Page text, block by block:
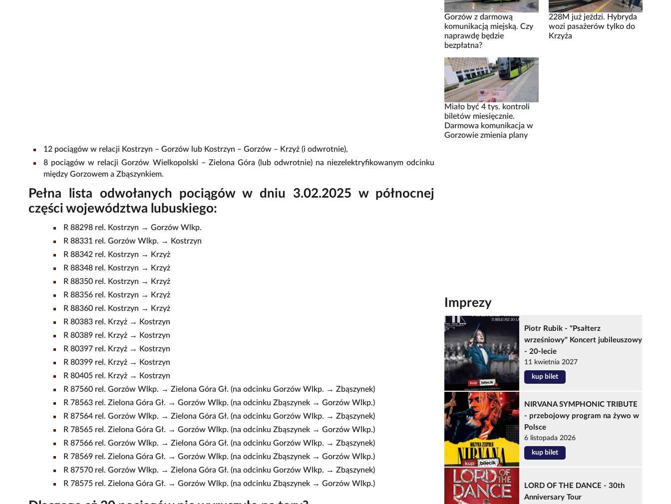
12 pociągów w relacji Kostrzyn – Gorzów lub Kostrzyn – Gorzów – Krzyż (i odwrotnie),
8 pociągów w relacji Gorzów Wielkopolski – Zielona Góra (lub odwrotnie) na niezelektryfikowanym odcinku
między Gorzowem a Zbąszynkiem.
Pełna lista odwołanych pociągów w dniu 3.02.2025 w północnej
części województwa lubuskiego:
R 88298 rel. Kostrzyn → Gorzów Wlkp.
R 88331 rel. Gorzów Wlkp. → Kostrzyn
R 88342 rel. Kostrzyn → Krzyż
R 88348 rel. Kostrzyn → Krzyż
R 88350 rel. Kostrzyn → Krzyż
R 88356 rel. Kostrzyn → Krzyż
R 88360 rel. Kostrzyn → Krzyż
R 80383 rel. Krzyż → Kostrzyn
R 80389 rel. Krzyż → Kostrzyn
R 80397 rel. Krzyż → Kostrzyn
R 80399 rel. Krzyż → Kostrzyn
R 80405 rel. Krzyż → Kostrzyn
R 87560 rel. Gorzów Wlkp. → Zielona Góra Gł. (na odcinku Gorzów Wlkp. → Zbąszynek)
R 78563 rel. Zielona Góra Gł. → Gorzów Wlkp. (na odcinku Zbąszynek → Gorzów Wlkp.)
R 87564 rel. Gorzów Wlkp. → Zielona Góra Gł. (na odcinku Gorzów Wlkp. → Zbąszynek)
R 78565 rel. Zielona Góra Gł. → Gorzów Wlkp. (na odcinku Zbąszynek → Gorzów Wlkp.)
R 87566 rel. Gorzów Wlkp. → Zielona Góra Gł. (na odcinku Gorzów Wlkp. → Zbąszynek)
R 78569 rel. Zielona Góra Gł. → Gorzów Wlkp. (na odcinku Zbąszynek → Gorzów Wlkp.)
R 87570 rel. Gorzów Wlkp. → Zielona Góra Gł. (na odcinku Gorzów Wlkp. → Zbąszynek)
R 78575 rel. Zielona Góra Gł. → Gorzów Wlkp. (na odcinku Zbąszynek → Gorzów Wlkp.)
Gorzów z darmową
komunikacją miejską. Czy
naprawdę będzie
bezpłatna?
228M już jeździ. Hybryda
wozi pasażerów tylko do
Krzyża
Miało być 4 tys. kontroli
biletów miesięcznie.
Darmowa komunikacja w
Gorzowie zmienia plany
Imprezy
Piotr Rubik - "Psałterz
wrześniowy" Koncert jubileuszowy
- 20-lecie
11 kwietnia 2027
kup bilet
NIRVANA SYMPHONIC TRIBUTE
- przebojowy program na żywo w
Polsce
6 listopada 2026
kup bilet
LORD OF THE DANCE - 30th
Anniversary Tour